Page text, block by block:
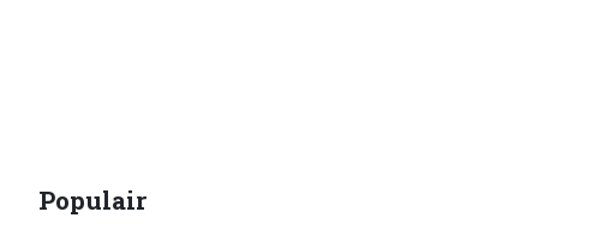
Populair